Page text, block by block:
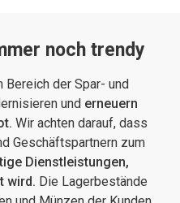
noch trendy
der Spar- und
und erneuern
Wir achten darauf, dass
Geschäftspartnern zum
Dienstleistungen,
wird. Die Lagerbestände